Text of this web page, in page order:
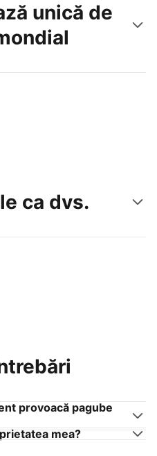
unică de
ca dvs.
provoacă pagube
mea?